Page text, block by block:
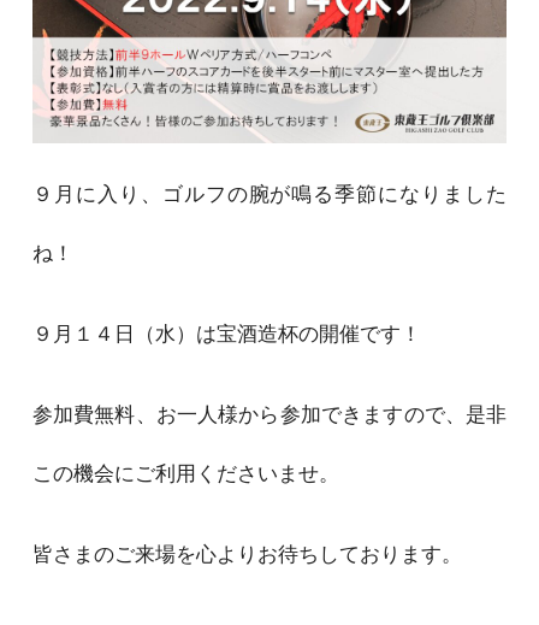
９月に入り、ゴルフの腕が鳴る季節になりました
ね！
９月１４日（水）は宝酒造杯の開催です！
参加費無料、お一人様から参加できますので、是非
この機会にご利用くださいませ。
皆さまのご来場を心よりお待ちしております。